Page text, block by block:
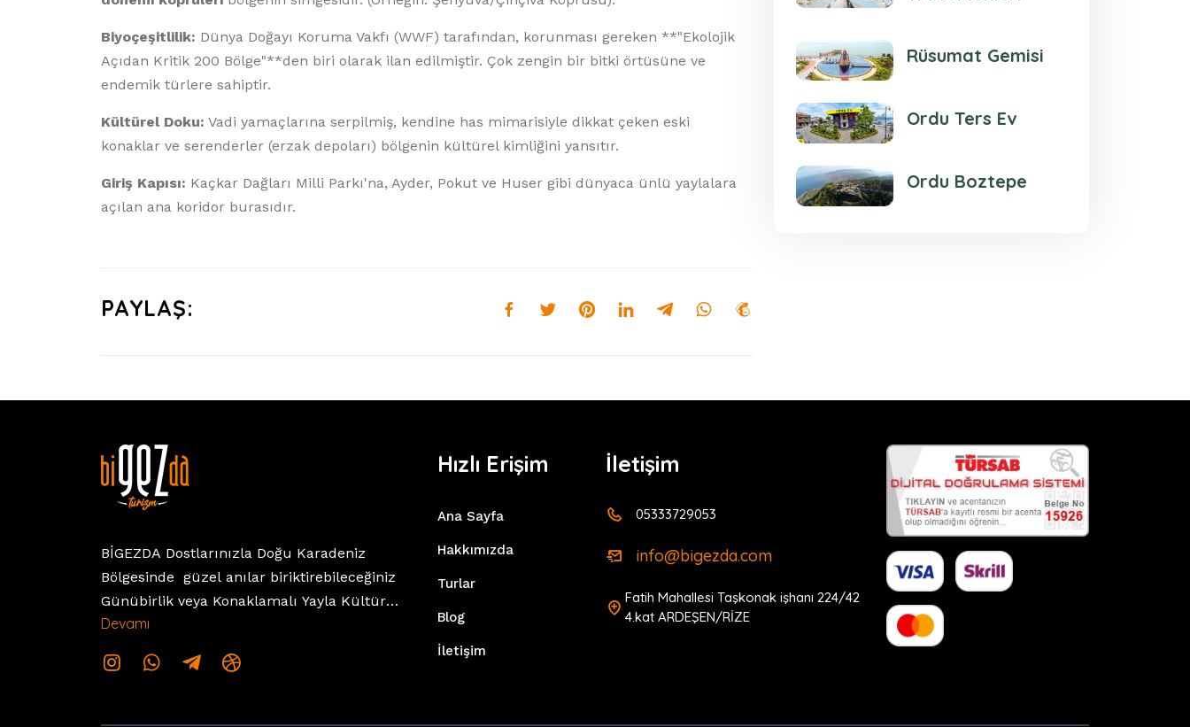
Biyoçeşitlilik: Dünya Doğayı Koruma Vakfı (WWF) tarafından, korunması gereken **"Ekolojik
Açıdan Kritik 200 Bölge"**den biri olarak ilan edilmiştir. Çok zengin bir bitki örtüsüne ve
endemik türlere sahiptir.
Kültürel Doku: Vadi yamaçlarına serpilmiş, kendine has mimarisiyle dikkat çeken eski
konaklar ve serenderler (erzak depoları) bölgenin kültürel kimliğini yansıtır.
Giriş Kapısı: Kaçkar Dağları Milli Parkı'na, Ayder, Pokut ve Huser gibi dünyaca ünlü yaylalara
açılan ana koridor burasıdır.
PAYLAŞ:
Rüsumat Gemisi
Ordu Ters Ev
Ordu Boztepe
BİGEZDA Dostlarınızla Doğu Karadeniz
Bölgesinde güzel anılar biriktirebileceğiniz
Günübirlik veya Konaklamalı Yayla Kültür
Balayı Trekking Turları Sunar.Bizlerin hayali
yolculuğa çıkarmaktır. Amacımız bu
Devamı
Hızlı Erişim
Ana Sayfa
Hakkımızda
Turlar
Blog
İletişim
İletişim
05333729053
info@bigezda.com
Fatih Mahallesi Taşkonak işhanı 224/42
4.kat ARDEŞEN/RİZE